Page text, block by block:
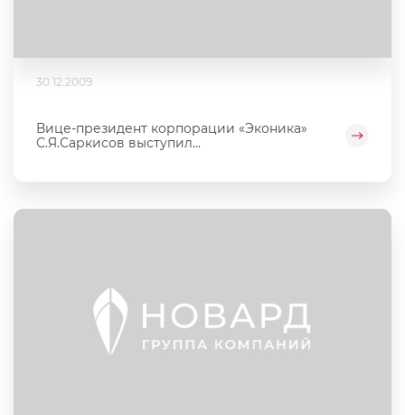
30.12.2009
Вице-президент корпорации «Эконика»
С.Я.Саркисов выступил...